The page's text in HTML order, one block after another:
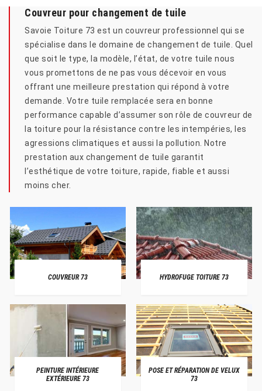
Couvreur pour changement de tuile
Savoie Toiture 73 est un couvreur professionnel qui se
spécialise dans le domaine de changement de tuile. Quel
que soit le type, la modèle, l’état, de votre tuile nous
vous promettons de ne pas vous décevoir en vous
offrant une meilleure prestation qui répond à votre
demande. Votre tuile remplacée sera en bonne
performance capable d’assumer son rôle de couvreur de
la toiture pour la résistance contre les intempéries, les
agressions climatiques et aussi la pollution. Notre
prestation aux changement de tuile garantit
l’esthétique de votre toiture, rapide, fiable et aussi
moins cher.
COUVREUR 73 HYDROFUGE TOITURE 73
PEINTURE INTÉRIEURE
EXTÉRIEURE 73
POSE ET RÉPARATION DE VELUX
73